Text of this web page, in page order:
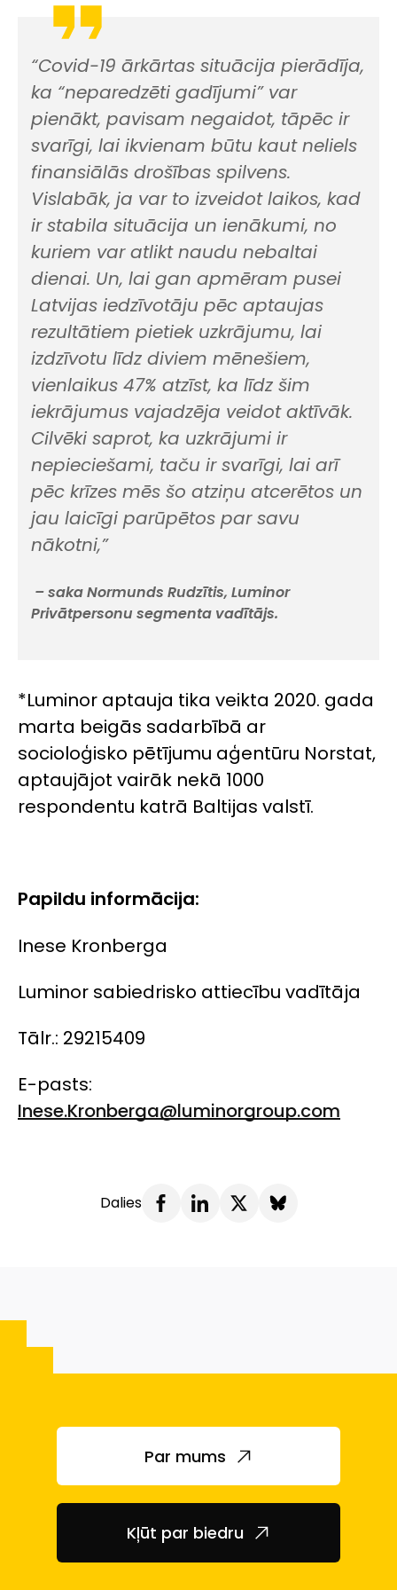
“Covid-19 ārkārtas situācija pierādīja,
ka “neparedzēti gadījumi” var
pienākt, pavisam negaidot, tāpēc ir
svarīgi, lai ikvienam būtu kaut neliels
finansiālās drošības spilvens.
Vislabāk, ja var to izveidot laikos, kad
ir stabila situācija un ienākumi, no
kuriem var atlikt naudu nebaltai
dienai. Un, lai gan apmēram pusei
Latvijas iedzīvotāju pēc aptaujas
rezultātiem pietiek uzkrājumu, lai
izdzīvotu līdz diviem mēnešiem,
vienlaikus 47% atzīst, ka līdz šim
iekrājumus vajadzēja veidot aktīvāk.
Cilvēki saprot, ka uzkrājumi ir
nepieciešami, taču ir svarīgi, lai arī
pēc krīzes mēs šo atziņu atcerētos un
jau laicīgi parūpētos par savu
nākotni,”
– saka Normunds Rudzītis, Luminor
Privātpersonu segmenta vadītājs.
*Luminor aptauja tika veikta 2020. gada
marta beigās sadarbībā ar
socioloģisko pētījumu aģentūru Norstat,
aptaujājot vairāk nekā 1000
respondentu katrā Baltijas valstī.
Papildu informācija:
Inese Kronberga
Luminor sabiedrisko attiecību vadītāja
Tālr.: 29215409
E-pasts:
Inese.Kronberga@luminorgroup.com
Dalies
Par mums
Kļūt par biedru